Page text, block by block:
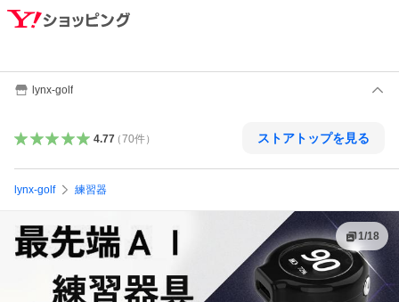
lynx-golf
4.77（70件） ストアトップを見る
lynx-golf 練習器
1/18